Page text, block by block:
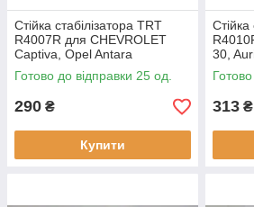
Стійка стабілізатора TRT
R4007R для CHEVROLET
Captiva, Opel Antara
Готово до відправки 25 од.
290 ₴
Купити
Стійка
30,
313 ₴